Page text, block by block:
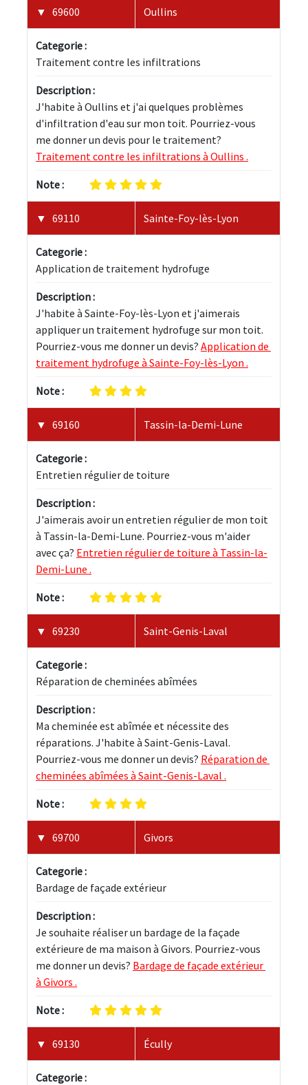
69600 Oullins
Categorie :
Traitement contre les infiltrations
Description :
J'habite à Oullins et j'ai quelques problèmes
d'infiltration d'eau sur mon toit. Pourriez-vous
me donner un devis pour le traitement?
Traitement contre les infiltrations à Oullins .
Note :
69110 Sainte-Foy-lès-Lyon
Categorie :
Application de traitement hydrofuge
Description :
J'habite à Sainte-Foy-lès-Lyon et j'aimerais
appliquer un traitement hydrofuge sur mon toit.
Pourriez-vous me donner un devis? Application de
traitement hydrofuge à Sainte-Foy-lès-Lyon .
Note :
69160 Tassin-la-Demi-Lune
Categorie :
Entretien régulier de toiture
Description :
J'aimerais avoir un entretien régulier de mon toit
à Tassin-la-Demi-Lune. Pourriez-vous m'aider
avec ça? Entretien régulier de toiture à Tassin-la-
Demi-Lune .
Note :
69230 Saint-Genis-Laval
Categorie :
Réparation de cheminées abîmées
Description :
Ma cheminée est abîmée et nécessite des
réparations. J'habite à Saint-Genis-Laval.
Pourriez-vous me donner un devis? Réparation de
cheminées abîmées à Saint-Genis-Laval .
Note :
69700 Givors
Categorie :
Bardage de façade extérieur
Description :
Je souhaite réaliser un bardage de la façade
extérieure de ma maison à Givors. Pourriez-vous
me donner un devis? Bardage de façade extérieur
à Givors .
Note :
69130 Écully
Categorie :